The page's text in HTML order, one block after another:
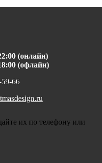
(онлайн)
(офлайн)
66
их по телефону или